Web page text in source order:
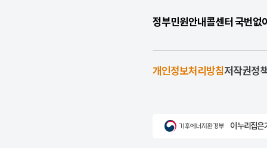
정부민원안내콜센터 국번
개인정보처리방침저작권정
이 누리집은